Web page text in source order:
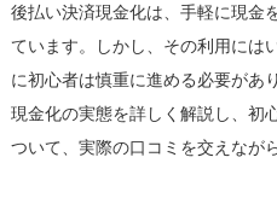
け
る
べ
最
新
後払い決済現金化は、手軽に現金
ています。しかし、その利用には
に初心者は慎重に進める必要があ
現金化の実態を詳しく解説し、初
ついて、実際の口コミを交えなが